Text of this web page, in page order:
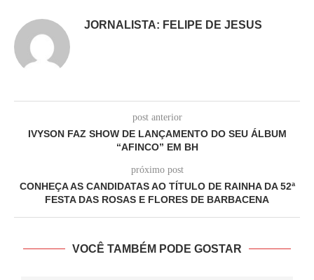
JORNALISTA: FELIPE DE JESUS
post anterior
IVYSON FAZ SHOW DE LANÇAMENTO DO SEU ÁLBUM
“AFINCO” EM BH
próximo post
CONHEÇA AS CANDIDATAS AO TÍTULO DE RAINHA DA 52ª
FESTA DAS ROSAS E FLORES DE BARBACENA
VOCÊ TAMBÉM PODE GOSTAR